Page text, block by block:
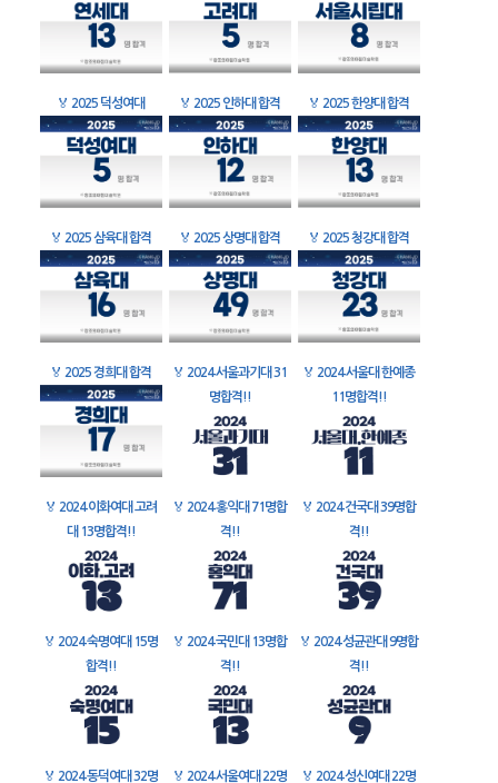
🏅 2025 덕성여대 🏅 2025 인하대 합격 🏅 2025 한양대 합격
🏅 2025 삼육대 합격 🏅 2025 상명대 합격 🏅 2025 청강대 합격
🏅 2025 경희대 합격 🏅 2024 서울과기대 31
명합격!!
🏅 2024 서울대 한예종
11명합격!!
🏅 2024 이화여대 고려
대 13명합격!!
🏅 2024 홍익대 71명합
격!!
🏅 2024 건국대 39명합
격!!
🏅 2024 숙명여대 15명
합격!!
🏅 2024 국민대 13명합
격!!
🏅 2024 성균관대 9명합
격!!
🏅 2024 동덕여대 32명
🏅 2024 서울여대 22명
🏅 2024 성신여대 22명